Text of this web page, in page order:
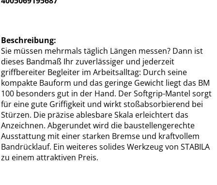
Beschreibung:
Sie müssen mehrmals täglich Längen messen? Dann ist
dieses Bandmaß Ihr zuverlässiger und jederzeit
griffbereiter Begleiter im Arbeitsalltag: Durch seine
kompakte Bauform und das geringe Gewicht liegt das BM
100 besonders gut in der Hand. Der Softgrip-Mantel sorgt
für eine gute Griffigkeit und wirkt stoßabsorbierend bei
Stürzen. Die präzise ablesbare Skala erleichtert das
Anzeichnen. Abgerundet wird die baustellengerechte
Ausstattung mit einer starken Bremse und kraftvollem
Bandrücklauf. Ein weiteres solides Werkzeug von STABILA
zu einem attraktiven Preis.